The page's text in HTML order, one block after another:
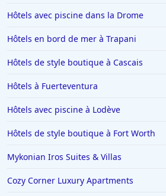
Hôtels avec piscine dans la Drome
Hôtels en bord de mer à Trapani
Hôtels de style boutique à Cascais
Hôtels à Fuerteventura
Hôtels avec piscine à Lodève
Hôtels de style boutique à Fort Worth
Mykonian Iros Suites & Villas
Cozy Corner Luxury Apartments